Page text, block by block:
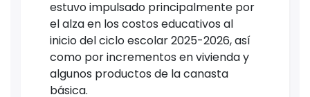
estuvo impulsado principalmente por
el alza en los costos educativos al
inicio del ciclo escolar 2025-2026, así
como por incrementos en vivienda y
algunos productos de la canasta
básica.